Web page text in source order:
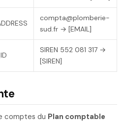
compta@plomberie-
sud.fr → [EMAIL]
SIREN 552 081 317 →
[SIREN]
comptes du Plan comptable